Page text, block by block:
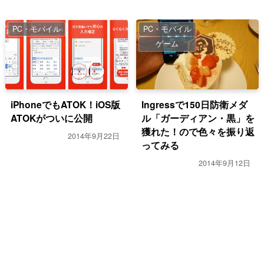
PC・モバイル
iPhoneでもATOK！iOS版
ATOKがついに公開
2014年9月22日
PC・モバイル
ゲーム
Ingressで150日防衛メダ
ル「ガーディアン・黒」を
獲れた！ので色々を振り返
ってみる
2014年9月12日